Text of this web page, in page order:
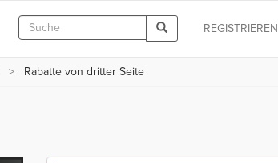
REGISTRIEREN
Rabatte von dritter Seite